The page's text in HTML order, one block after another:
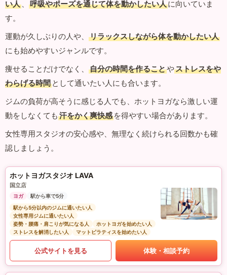
い人 、 呼吸やポーズを通じて体を動かしたい人に向いていま
す。
運動が久しぶりの人や、
リラックスしながら体を動かしたい人
にも始めやすいジャンルです。
痩せることだけでなく、
自分の時間を作ることやストレスをや
わらげる時間 として通いたい人にも合います。
ジムの負荷が高そうに感じる人でも、ホットヨガなら激しい運
動をしなくても 汗をかく爽快感 を得やすい場合があります。
女性専用スタジオの安心感や、無理なく続けられる回数かも確
認しましょう。
ホットヨガスタジオ LAVA
国立店
ヨガ
駅から車で5分
駅から5分以内のジムに通いたい人
女性専用ジムに通いたい人
姿勢・腰痛・肩こりが気になる人
ホットヨガを始めたい人
ストレスを解消したい人
マットピラティスを始めたい人
公式サイトを見る 体験・相談予約